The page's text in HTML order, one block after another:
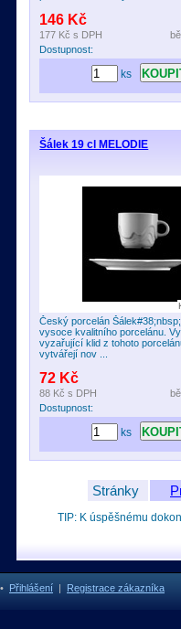
146 Kč
177 Kč s DPH
Dostupnost:
ks
Šálek 19 cl MELODIE
Český porcelán
vysoce kvalitního porcelánu.
vyzařující klid z tohoto
vytvářejí nov ...
72 Kč
88 Kč s DPH
Dostupnost:
ks
Stránky
TIP: K úspěšnému
• Přihlášení | Registrace zákazníka